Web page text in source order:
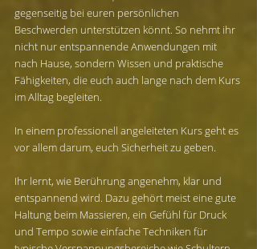
gegenseitig bei euren persönlichen
Beschwerden unterstützen könnt. So nehmt ihr
nicht nur entspannende Anwendungen mit
nach Hause, sondern Wissen und praktische
Fähigkeiten, die euch auch lange nach dem Kurs
im Alltag begleiten.
In einem professionell angeleiteten Kurs geht es
vor allem darum, euch Sicherheit zu geben.
Ihr lernt, wie Berührung angenehm, klar und
entspannend wird. Dazu gehört meist eine gute
Haltung beim Massieren, ein Gefühl für Druck
und Tempo sowie einfache Techniken für